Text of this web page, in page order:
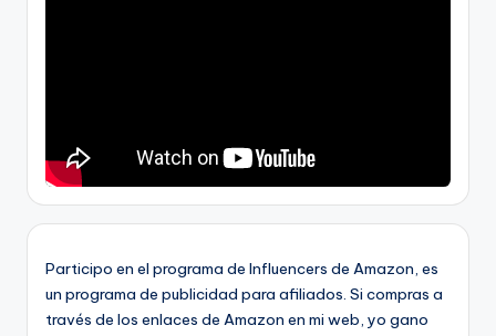
Participo en el programa de Influencers de Amazon, es
un programa de publicidad para afiliados. Si compras a
través de los enlaces de Amazon en mi web, yo gano